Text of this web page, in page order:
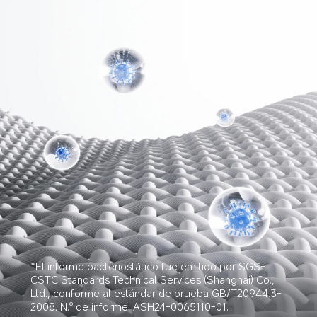
*El informe bacteriostático fue emitido por SGS-
CSTC Standards Technical Services (Shanghai) Co.,
Ltd., conforme al estándar de prueba GB/T20944.3-
2008. N.º de informe: ASH24-0065110-01.